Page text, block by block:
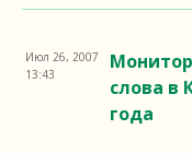
слова в
года
Июл 26, 2007
13:43